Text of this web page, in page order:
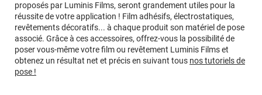
proposés par Luminis Films, seront grandement utiles pour la
réussite de votre application ! Film adhésifs, électrostatiques,
revêtements décoratifs... à chaque produit son matériel de pose
associé. Grâce à ces accessoires, offrez-vous la possibilité de
poser vous-même votre film ou revêtement Luminis Films et
obtenez un résultat net et précis en suivant tous nos tutoriels de
pose !